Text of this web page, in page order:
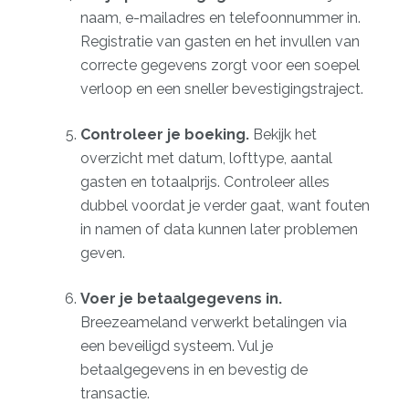
naam, e-mailadres en telefoonnummer in.
Registratie van gasten en het invullen van
correcte gegevens zorgt voor een soepel
verloop en een sneller bevestigingstraject.
Controleer je boeking. Bekijk het
overzicht met datum, lofttype, aantal
gasten en totaalprijs. Controleer alles
dubbel voordat je verder gaat, want fouten
in namen of data kunnen later problemen
geven.
Voer je betaalgegevens in.
Breezeameland verwerkt betalingen via
een beveiligd systeem. Vul je
betaalgegevens in en bevestig de
transactie.